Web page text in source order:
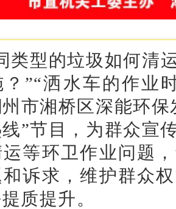
类型的垃圾如何清
”“洒水车的作业
州市湘桥区深能环
”节目，为群众宣
等环卫作业问题
和诉求，维护群众
质提升。